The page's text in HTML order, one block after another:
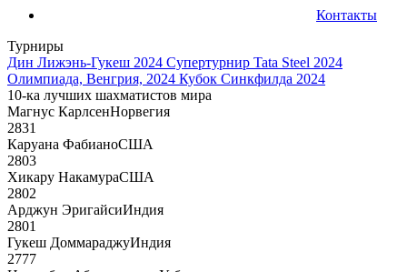
Контакты
Турниры
Дин Лижэнь-Гукеш 2024 Супертурнир Tata Steel 2024
Олимпиада, Венгрия, 2024 Кубок Синкфилда 2024
10-ка лучших шахматистов мира
Магнус КарлсенНорвегия
2831
Каруана ФабианоСША
2803
Хикару НакамураСША
2802
Арджун ЭригайсиИндия
2801
Гукеш ДоммараджуИндия
2777